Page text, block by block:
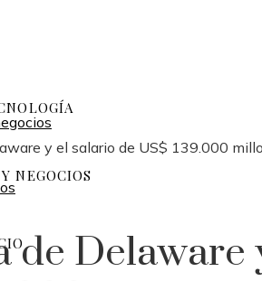
NEGOCIOS
y el salario de US$ 139.000
de Delaware